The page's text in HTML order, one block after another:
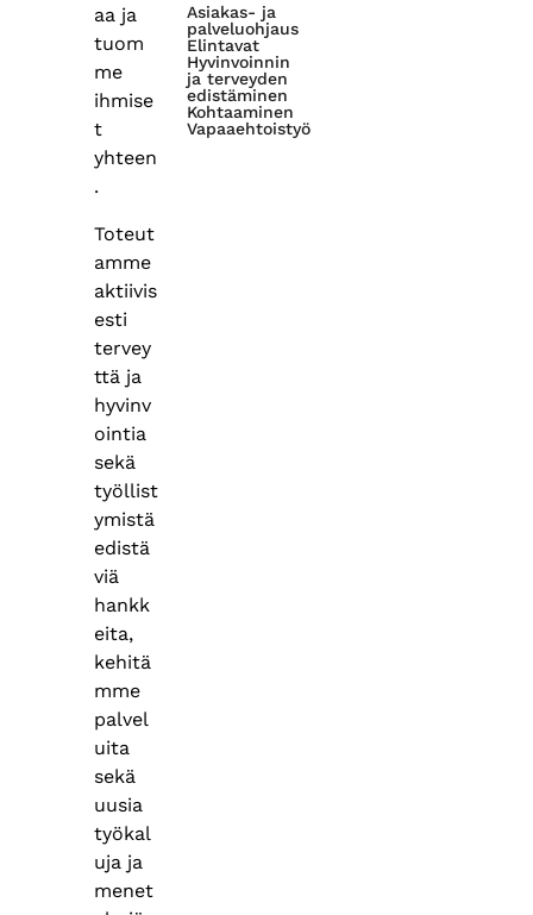
aa ja
tuom
me
ihmise
t
yhteen
.
Toteut
amme
aktiivis
esti
tervey
ttä ja
hyvinv
ointia
sekä
työllist
ymistä
edistä
viä
hankk
eita,
kehitä
mme
palvel
uita
sekä
uusia
työkal
uja ja
menet
Asiakas- ja
palveluohjaus
Elintavat
Hyvinvoinnin
ja terveyden
edistäminen
Kohtaaminen
Vapaaehtoistyö